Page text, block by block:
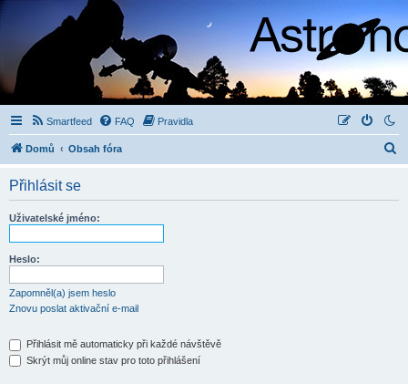
Smartfeed FAQ Pravidla
Domů Obsah fóra
Přihlásit se
Uživatelské jméno:
Heslo:
Zapomněl(a) jsem heslo
Znovu poslat aktivační e-mail
Přihlásit mě automaticky při každé návštěvě
Skrýt můj online stav pro toto přihlášení